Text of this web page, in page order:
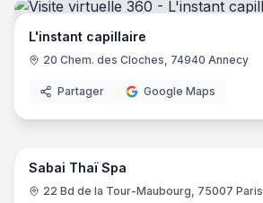
L'instant capillaire
20 Chem. des Cloches, 74940 Annecy
Partager Google Maps
Sabai Thaï Spa
22 Bd de la Tour-Maubourg, 75007 Paris